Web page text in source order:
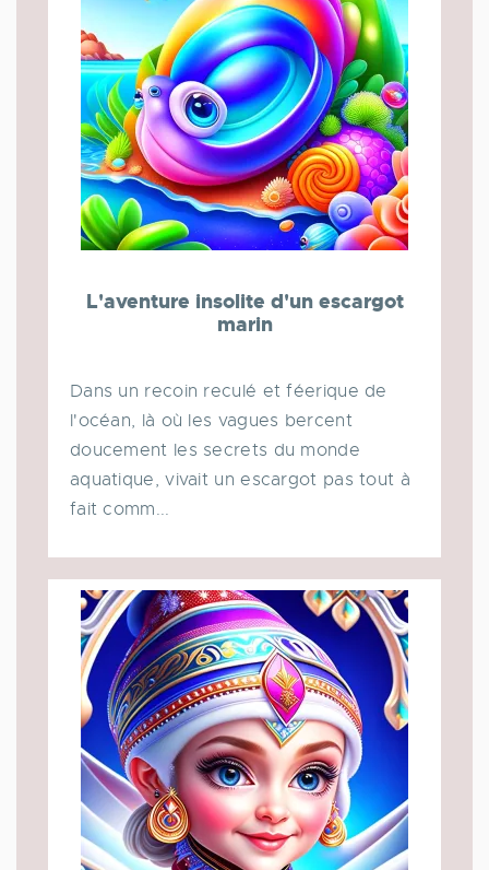
L'aventure insolite d'un escargot
marin
Dans un recoin reculé et féerique de
l'océan, là où les vagues bercent
doucement les secrets du monde
aquatique, vivait un escargot pas tout à
fait comm...